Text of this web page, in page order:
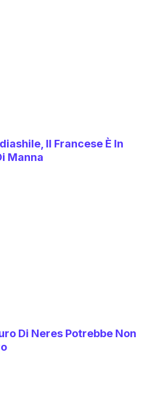
Il Francese È In
Manna
Di Neres Potrebbe Non